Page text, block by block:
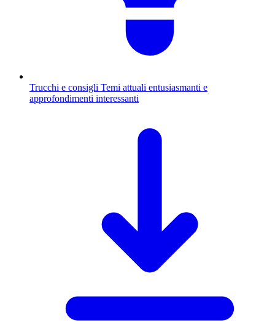
Trucchi e consigli Temi attuali entusiasmanti e
approfondimenti interessanti